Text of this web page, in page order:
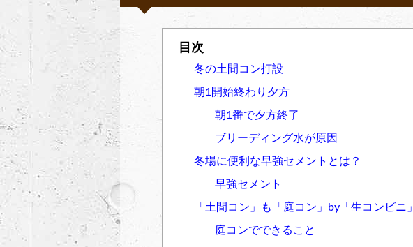
冬の土間コン打設
朝1開始終わり夕方
朝1番で夕方終了
ブリーディング水が原因
冬場に便利な早強セメントとは？
早強セメント
「土間コン」も「庭コン」by「生コンビニ」
庭コンでできること